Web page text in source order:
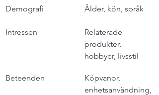
Demografi Ålder, kön, språk
Intressen
Relaterade
produkter,
hobbyer, livsstil
Beteenden
Köpvanor,
enhetsanvändning,